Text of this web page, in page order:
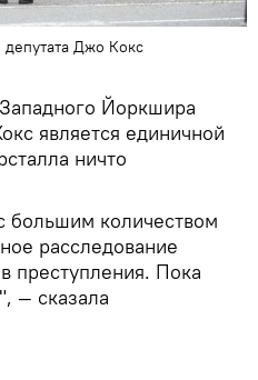
депутата Джо Кокс
Йоркшира
является единичной
ничто
большим количеством
расследование
преступления. Пока
— сказала